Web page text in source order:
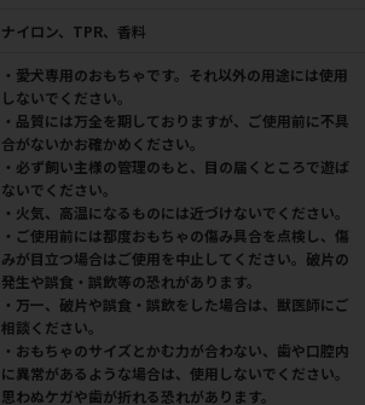
ナイロン、TPR、香料
・愛犬専用のおもちゃです。それ以外の用途には使用
しないでください。
・品質には万全を期しておりますが、ご使用前に不具
合がないかお確かめください。
・必ず飼い主様の管理のもと、目の届くところで遊ば
ないでください。
・火気、高温になるものには近づけないでください。
・ご使用前には都度おもちゃの傷み具合を点検し、傷
みが目立つ場合はご使用を中止してください。破片の
発生や誤食・誤飲等の恐れがあります。
・万一、破片や誤食・誤飲をした場合は、獣医師にご
相談ください。
・おもちゃのサイズとかむ力が合わない、歯や口腔内
に異常があるような場合は、使用しないでください。
思わぬケガや歯が折れる恐れがあります。